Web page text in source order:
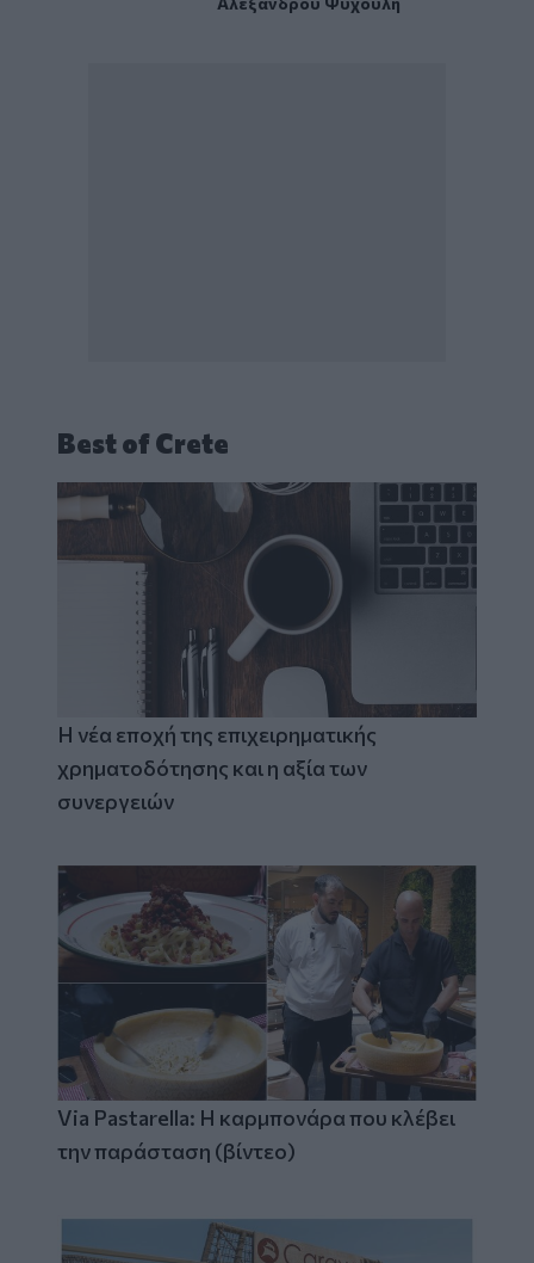
Best of Crete
Η νέα εποχή της επιχειρηματικής
χρηματοδότησης και η αξία των
συνεργειών
Via Pastarella: Η καρμπονάρα που κλέβει
την παράσταση (βίντεο)